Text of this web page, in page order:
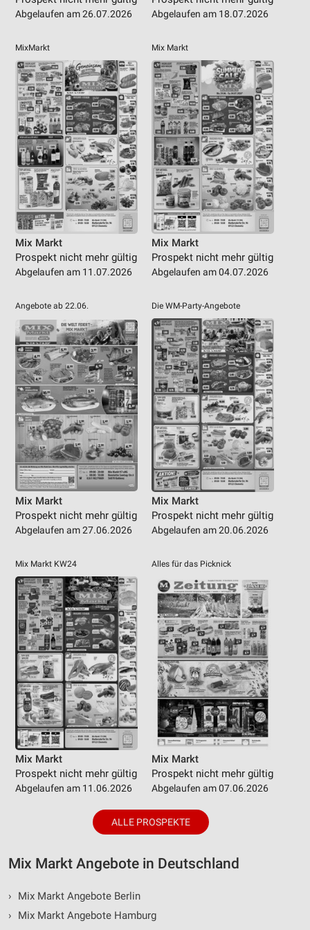
Abgelaufen am 26.07.2026 Abgelaufen am 18.07.2026
MixMarkt
Mix Markt
Prospekt nicht mehr gültig
Abgelaufen am 11.07.2026
Mix Markt
Mix Markt
Prospekt nicht mehr gültig
Abgelaufen am 04.07.2026
Angebote ab 22.06.
Mix Markt
Prospekt nicht mehr gültig
Abgelaufen am 27.06.2026
Die WM-Party-Angebote
Mix Markt
Prospekt nicht mehr gültig
Abgelaufen am 20.06.2026
Mix Markt KW24
Mix Markt
Prospekt nicht mehr gültig
Abgelaufen am 11.06.2026
Alles für das Picknick
Mix Markt
Prospekt nicht mehr gültig
Abgelaufen am 07.06.2026
ALLE PROSPEKTE
Mix Markt Angebote in Deutschland
›
Mix Markt Angebote Berlin
›
Mix Markt Angebote Hamburg